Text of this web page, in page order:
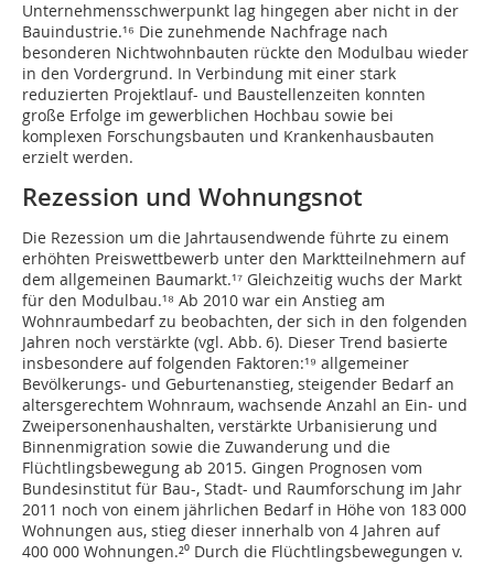
Unternehmensschwerpunkt lag hingegen aber nicht in der
Bauindustrie.¹⁶ Die zunehmende Nachfrage nach
besonderen Nichtwohnbauten rückte den Modulbau wieder
in den Vordergrund. In Verbindung mit einer stark
reduzierten Projektlauf- und Baustellenzeiten konnten
große Erfolge im gewerblichen Hochbau sowie bei
komplexen Forschungsbauten und Krankenhausbauten
erzielt werden.
Rezession und Wohnungsnot
Die Rezession um die Jahrtausendwende führte zu einem
erhöhten Preiswettbewerb unter den Marktteilnehmern auf
dem allgemeinen Baumarkt.¹⁷ Gleichzeitig wuchs der Markt
für den Modulbau.¹⁸ Ab 2010 war ein Anstieg am
Wohnraumbedarf zu beobachten, der sich in den folgenden
Jahren noch verstärkte (vgl. Abb. 6). Dieser Trend basierte
insbesondere auf folgenden Faktoren:¹⁹ allgemeiner
Bevölkerungs- und Geburtenanstieg, steigender Bedarf an
altersgerechtem Wohnraum, wachsende Anzahl an Ein- und
Zweipersonenhaushalten, verstärkte Urbanisierung und
Binnenmigration sowie die Zuwanderung und die
Flüchtlingsbewegung ab 2015. Gingen Prognosen vom
Bundesinstitut für Bau-, Stadt- und Raumforschung im Jahr
2011 noch von einem jährlichen Bedarf in Höhe von 183 000
Wohnungen aus, stieg dieser innerhalb von 4 Jahren auf
400 000 Wohnungen.²⁰ Durch die Flüchtlingsbewegungen v.